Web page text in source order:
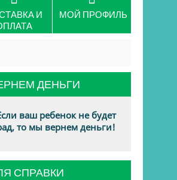
И
МОЙ ПРОФИЛЬ
ДЕНЬГИ
ваш ребенок не будет
то мы вернем деньги!
СПРАВКИ